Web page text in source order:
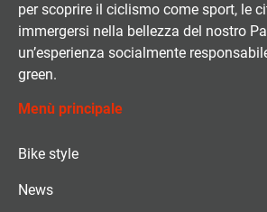
per scoprire il ciclismo come sport, le
immergersi nella bellezza del nostro
un’esperienza socialmente
green.
Menù principale
Bike style
News